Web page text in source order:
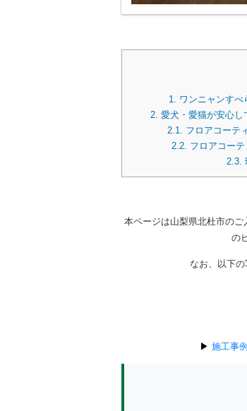
1.
ワンニャンす
2. 愛犬・愛猫が安心し
2.1.
フロアコーテ
2.2. フロアコー
2.3.
本ページは山梨県北杜市の
の
なお、以下
▶ 施工事